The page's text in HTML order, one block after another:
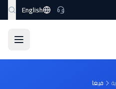
English
فيغا